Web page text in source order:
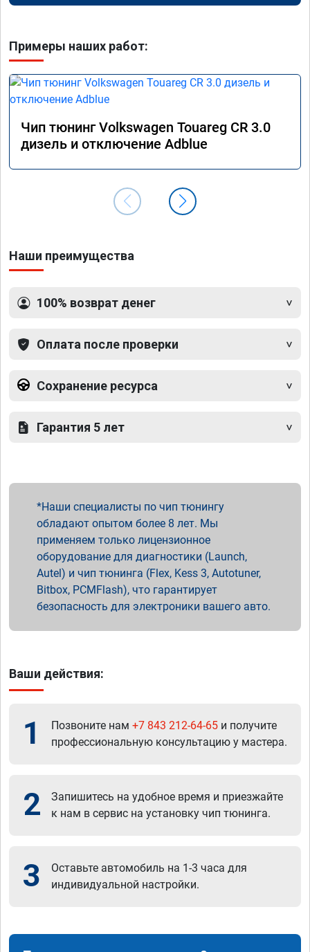
Примеры наших работ:
Чип тюнинг Volkswagen Touareg CR 3.0
дизель и отключение Adblue
Наши преимущества
100% возврат денег
Оплата после проверки
Сохранение ресурса
Гарантия 5 лет
Наши специалисты по чип тюнингу
обладают опытом более 8 лет. Мы
применяем только лицензионное
оборудование для диагностики (Launch,
Autel) и чип тюнинга (Flex, Kess 3, Autotuner,
Bitbox, PCMFlash), что гарантирует
безопасность для электроники вашего авто.
Ваши действия:
1 Позвоните нам +7 843 212-64-65 и получите
профессиональную консультацию у мастера.
2
Запишитесь на удобное время и приезжайте
к нам в сервис на установку чип тюнинга.
3
Оставьте автомобиль на 1-3 часа для
индивидуальной настройки.